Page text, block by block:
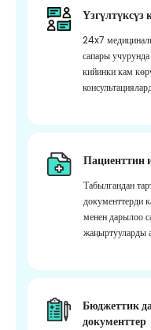
Үзгүлтүксүз
24x7
сапары
кийинки кам
Пациенттин
Табылгандан
документтерди
менен дарылоо
жаңыртууларды
Бюджеттик
документтер